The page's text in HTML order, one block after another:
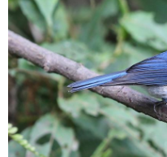
TOURISME
DOSSIERS
VIDÉOS